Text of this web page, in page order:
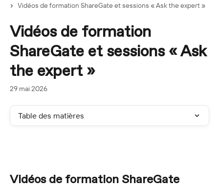
Vidéos de formation ShareGate et sessions « Ask the expert »
Vidéos de formation
ShareGate et sessions « Ask
the expert »
29 mai 2026
Table des matières
Vidéos de formation ShareGate